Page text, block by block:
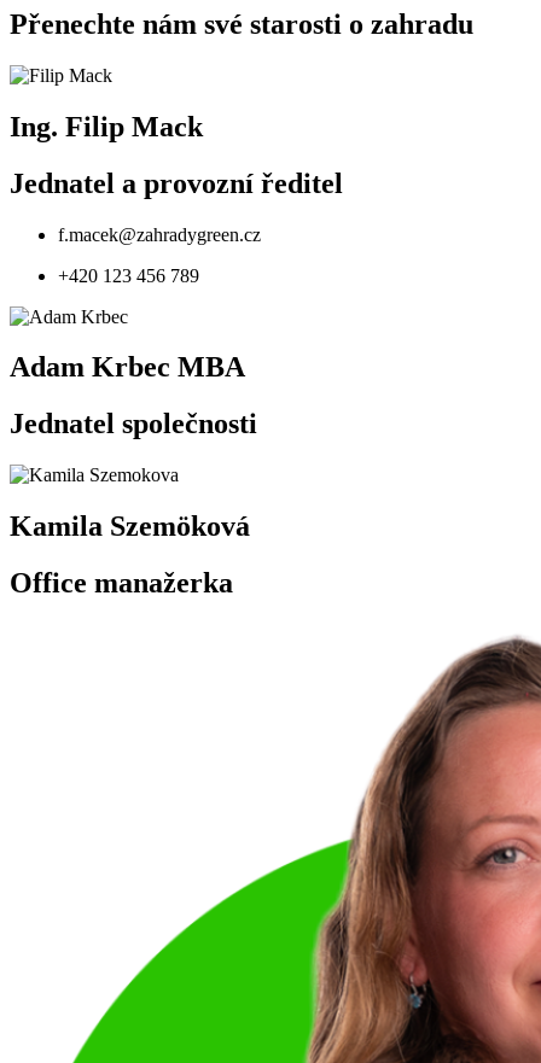
Přenechte nám své starosti o zahradu
Ing. Filip Mack
Jednatel a provozní ředitel
f.macek@zahradygreen.cz
+420 123 456 789
Adam Krbec MBA
Jednatel společnosti
Kamila Szemöková
Office manažerka